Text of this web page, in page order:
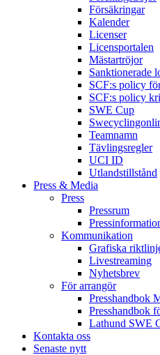
Försäkringar
Kalender
Licenser
Licensportalen
Mästartröjor
Sanktionerade
SCF:s policy
SCF:s policy
SWE Cup
Teamnamn
Tävlingsregler
UCI ID
Utlandstillstånd
Press & Media
Press
Pressrum
Kommunikation
Grafiska
Livestreaming
Nyhetsbrev
För arrangör
Presshandbok
Presshandbok
Lathund SWE
Kontakta oss
Senaste nytt